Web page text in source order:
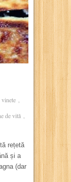
,
de vită ,
rețetă
și a
(dar